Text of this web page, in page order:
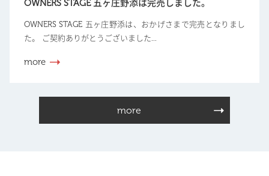
OWNERS STAGE 五ヶ庄野添は完売しました。
OWNERS STAGE 五ヶ庄野添は、おかげさまで完売となりまし
た。 ご契約ありがとうございました...
more
more